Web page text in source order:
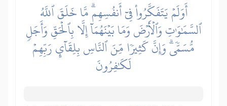
أَوَلَمۡ يَتَفَكَّرُواْ فِيٓ أَنفُسِهِمۗ مَّا خَلَقَ ٱللَّهُ
ٱلسَّمَٰوَٰتِ وَٱلۡأَرۡضَ وَمَا بَيۡنَهُمَآ إِلَّا بِٱلۡحَقِّ وَأَجَلٖ
مُّسَمّٗىۗ وَإِنَّ كَثِيرٗا مِّنَ ٱلنَّاسِ بِلِقَآيِٕ رَبِّهِمۡ
لَكَٰفِرُونَ